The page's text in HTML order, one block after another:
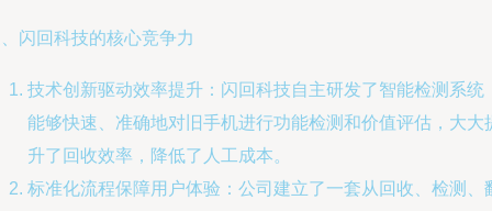
闪回科技的核心竞争力
技术创新驱动效率提升：闪回科技自主研发了智能检测系统
能够快速、准确地对旧手机进行功能检测和价值评估，大大
升了回收效率，降低了人工成本。
标准化流程保障用户体验：公司建立了一套从回收、检测、